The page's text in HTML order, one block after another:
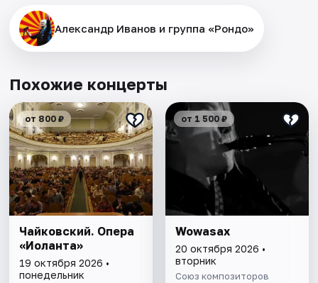
Александр Иванов и группа «Рондо»
Похожие концерты
от 800 ₽
Чайковский. Опера
«Иоланта»
19 октября 2026 •
понедельник
от 1 500 ₽
Wowasax
20 октября 2026 •
вторник
Союз композиторов